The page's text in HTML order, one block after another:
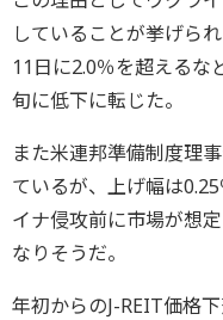
していることが挙げら
11日に2.0％を超えるな
旬に低下に転じた。
また米連邦準備制度理
ているが、上げ幅は
イナ侵攻前に市場が想
なりそうだ。
年初からのJ-REIT価格